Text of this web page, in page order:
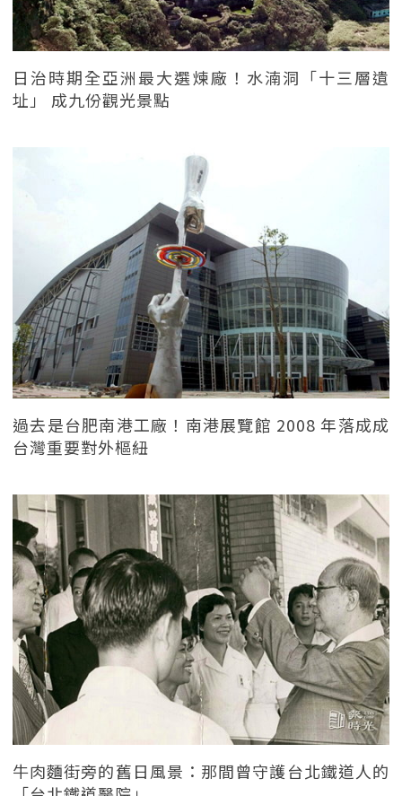
日治時期全亞洲最大選煉廠！水湳洞「十三層遺
址」 成九份觀光景點
過去是台肥南港工廠！南港展覽館 2008 年落成成
台灣重要對外樞紐
牛肉麵街旁的舊日風景：那間曾守護台北鐵道人的